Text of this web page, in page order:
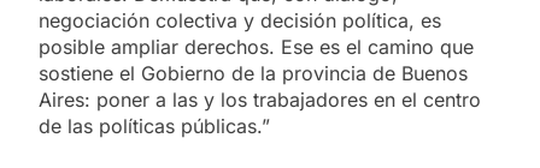
negociación colectiva y decisión política, es
posible ampliar derechos. Ese es el camino que
sostiene el Gobierno de la provincia de Buenos
Aires: poner a las y los trabajadores en el centro
de las políticas públicas.”